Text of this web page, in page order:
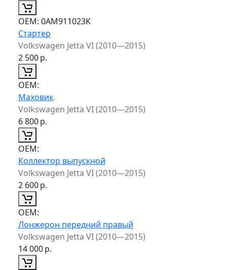
ОЕМ: 0AM911023K
Стартер
Volkswagen Jetta VI (2010—2015)
2 500р.
ОЕМ:
Маховик
Volkswagen Jetta VI (2010—2015)
6 800р.
ОЕМ:
Коллектор выпускной
Volkswagen Jetta VI (2010—2015)
2 600р.
ОЕМ:
Лонжерон передний правый
Volkswagen Jetta VI (2010—2015)
14 000р.